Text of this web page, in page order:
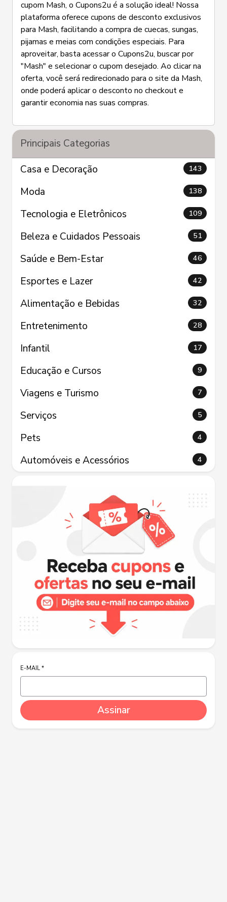
cupom Mash, o Cupons2u é a solução ideal! Nossa
plataforma oferece cupons de desconto exclusivos
para Mash, facilitando a compra de cuecas, sungas,
pijamas e meias com condições especiais. Para
aproveitar, basta acessar o Cupons2u, buscar por
"Mash" e selecionar o cupom desejado. Ao clicar na
oferta, você será redirecionado para o site da Mash,
onde poderá aplicar o desconto no checkout e
garantir economia nas suas compras.
Principais Categorias
Casa e Decoração
143
Moda 138
Tecnologia e Eletrônicos 109
Beleza e Cuidados Pessoais 51
Saúde e Bem-Estar 46
Esportes e Lazer 42
Alimentação e Bebidas 32
Entretenimento 28
Infantil 17
Educação e Cursos 9
Viagens e Turismo 7
Serviços 5
Pets 4
Automóveis e Acessórios 4
E-MAIL *
Assinar